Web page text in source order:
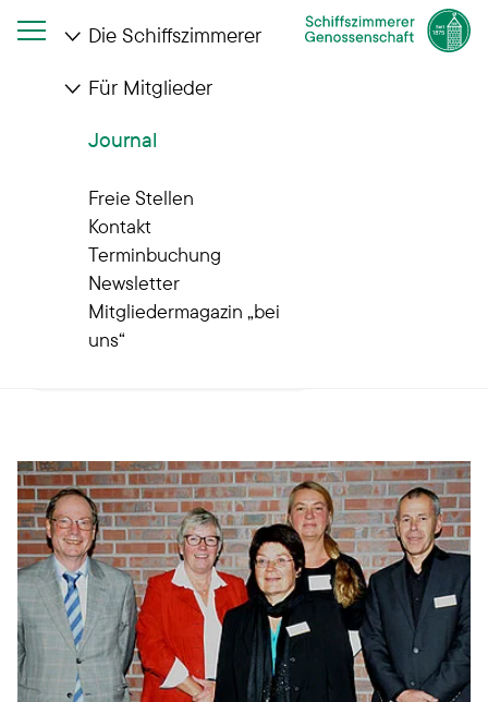
Die Schiffszimmerer
Für Mitglieder
Journal
Freie Stellen
Kontakt
Terminbuchung
Newsletter
Mitgliedermagazin „bei
uns“
Startseite
Journal Archiv
Alle News